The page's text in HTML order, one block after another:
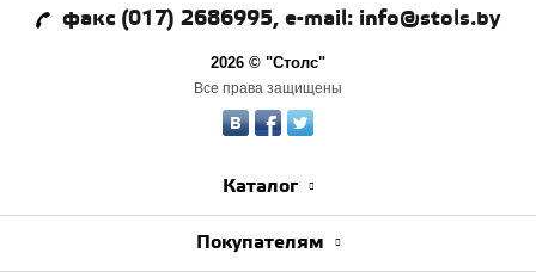
факс (017) 2686995, e-mail: info@stols.by
2026 © "Столс"
Все права защищены
Каталог
Покупателям